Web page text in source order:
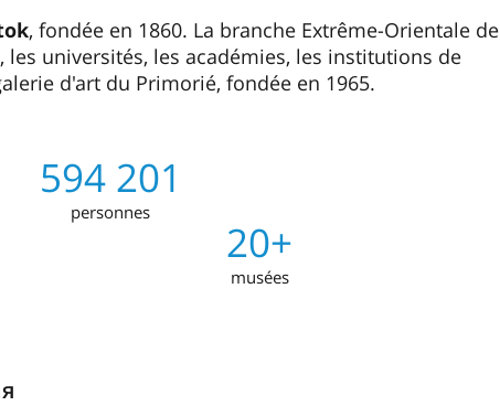
, fondée en 1860. La branche Extrême-Orientale de
les universités, les académies, les institutions de
d'art du Primorié, fondée en 1965.
594 201
personnes
20+
musées